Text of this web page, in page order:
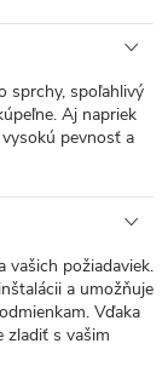
sprchy, spoľahlivý
Aj napriek
pevnosť a
vašich požiadaviek.
a umožňuje
Vďaka
zladiť s vašim